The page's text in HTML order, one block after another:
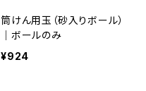
筒けん用玉（砂入りボール）
｜ボールのみ
¥924